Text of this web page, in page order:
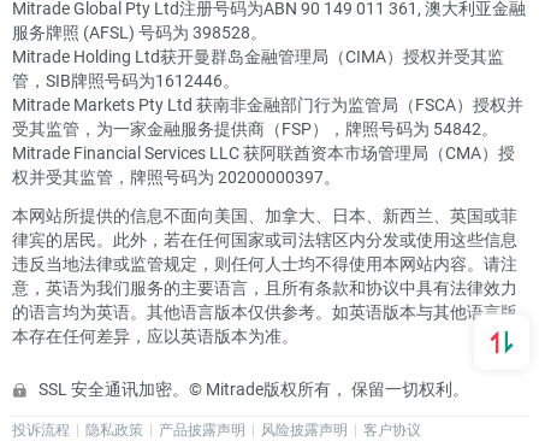
Mitrade Global Pty Ltd注册号码为ABN 90 149 011 361, 澳大利亚金融
服务牌照 (AFSL) 号码为 398528。
Mitrade Holding Ltd获开曼群岛金融管理局（CIMA）授权并受其监
管，SIB牌照号码为1612446。
Mitrade Markets Pty Ltd 获南非金融部门行为监管局（FSCA）授权并
受其监管，为一家金融服务提供商（FSP），牌照号码为 54842。
Mitrade Financial Services LLC 获阿联酋资本市场管理局（CMA）授
权并受其监管，牌照号码为 20200000397。
本网站所提供的信息不面向美国、加拿大、日本、新西兰、英国或菲
律宾的居民。此外，若在任何国家或司法辖区内分发或使用这些信息
违反当地法律或监管规定，则任何人士均不得使用本网站内容。请注
意，英语为我们服务的主要语言，且所有条款和协议中具有法律效力
的语言均为英语。其他语言版本仅供参考。如英语版本与其他语言版
本存在任何差异，应以英语版本为准。
SSL 安全通讯加密。© Mitrade版权所有， 保留一切权利。
投诉流程 隐私政策 产品披露声明 风险披露声明 客户协议